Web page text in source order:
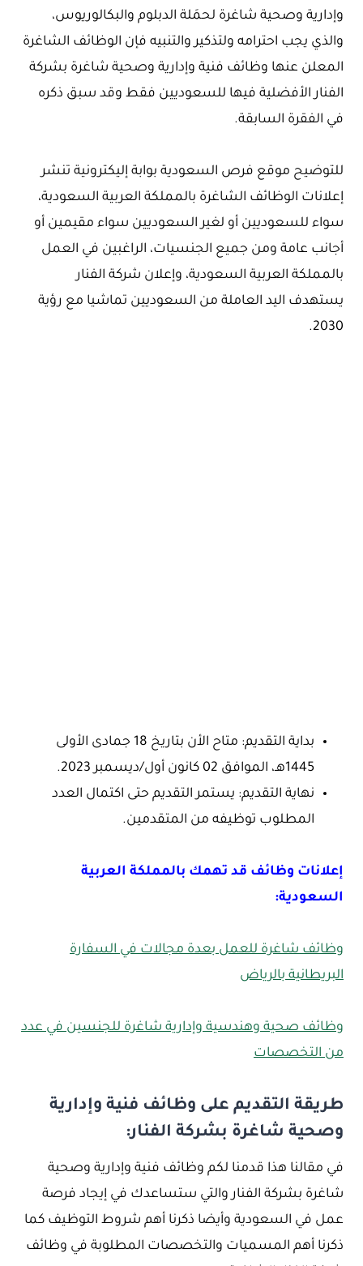
وإدارية وصحية شاغرة لحمَلة الدبلوم والبكالوريوس،
والذي يجب احترامه ولتذكير والتنبيه فإن الوظائف الشاغرة
المعلن عنها وظائف فنية وإدارية وصحية شاغرة بشركة
الفنار الأفضلية فيها للسعوديين فقط وقد سبق ذكره
في الفقرة السابقة.
للتوضيح موقع فرص السعودية بوابة إليكترونية تنشر
إعلانات الوظائف الشاغرة بالمملكة العربية السعودية،
سواء للسعوديين أو لغير السعوديين سواء مقيمين أو
أجانب عامة ومن جميع الجنسيات، الراغبين في العمل
بالمملكة العربية السعودية، وإعلان شركة الفنار
يستهدف اليد العاملة من السعوديين تماشيا مع رؤية
2030.
بداية التقديم: متاح الأن بتاريخ 18 جمادى الأولى
1445هـ، الموافق 02 كانون أول/ديسمبر 2023.
نهاية التقديم: يستمر التقديم حتى اكتمال العدد
المطلوب توظيفه من المتقدمين.
إعلانات وظائف قد تهمك بالمملكة العربية
السعودية:
وظائف شاغرة للعمل بعدة مجالات في السفارة
البريطانية بالرياض
وظائف صحية وهندسية وإدارية شاغرة للجنسين في عدد
من التخصصات
طريقة التقديم على وظائف فنية وإدارية
وصحية شاغرة بشركة الفنار:
في مقالنا هذا قدمنا لكم وظائف فنية وإدارية وصحية
شاغرة بشركة الفنار والتي ستساعدك في إيجاد فرصة
عمل في السعودية وأيضا ذكرنا أهم شروط التوظيف كما
ذكرنا أهم المسميات والتخصصات المطلوبة في وظائف